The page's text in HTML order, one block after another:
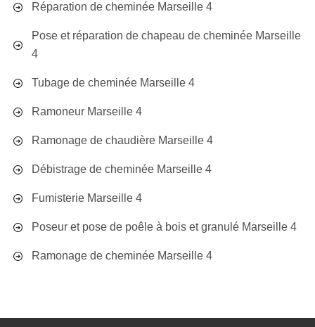
Réparation de cheminée Marseille 4
Pose et réparation de chapeau de cheminée Marseille
4
Tubage de cheminée Marseille 4
Ramoneur Marseille 4
Ramonage de chaudière Marseille 4
Débistrage de cheminée Marseille 4
Fumisterie Marseille 4
Poseur et pose de poêle à bois et granulé Marseille 4
Ramonage de cheminée Marseille 4